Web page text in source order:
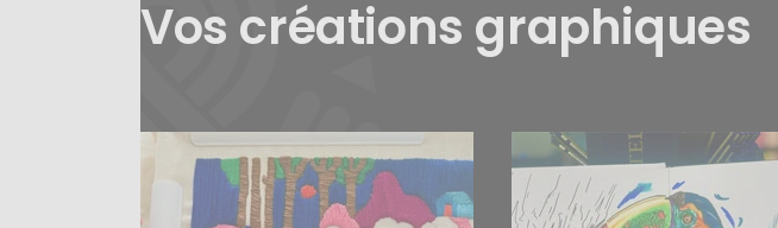
Vos créations graphiques